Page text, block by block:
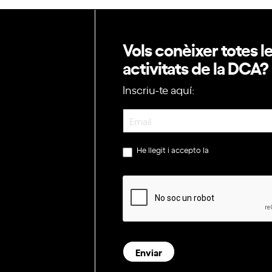
Vols conèixer totes
activitats de la DCA?
Inscriu-te aquí:
Newsletter
He llegit i accepto la
Enviar